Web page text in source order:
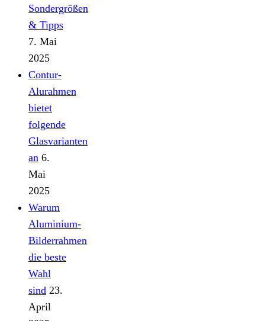
Sondergrößen
& Tipps
7. Mai
2025
Contur-
Alurahmen
bietet
folgende
Glasvarianten
an 6.
Mai
2025
Warum
Aluminium-
Bilderrahmen
die beste
Wahl
sind 23.
April